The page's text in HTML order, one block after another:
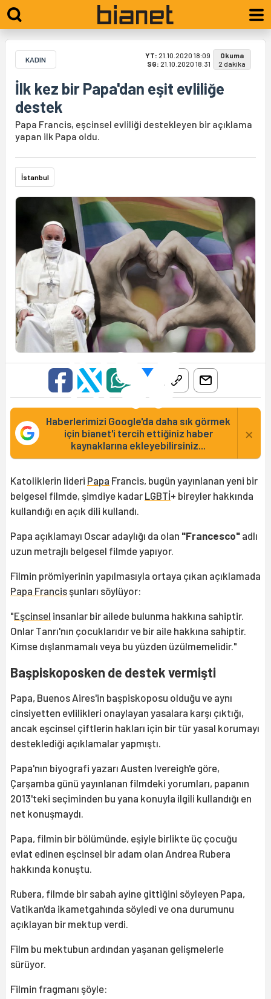
KADIN YT: 21.10.2020 18:09
SG: 21.10.2020 18:31
Okuma
2 dakika
İlk kez bir Papa'dan eşit evliliğe
destek
Papa Francis, eşcinsel evliliği destekleyen bir açıklama
yapan ilk Papa oldu.
İstanbul
Haberlerimizi Google'da daha sık görmek
için bianet'i tercih ettiğiniz haber
kaynaklarına ekleyebilirsiniz...
×
Katoliklerin lideri Papa Francis, bugün yayınlanan yeni bir
belgesel filmde, şimdiye kadar LGBTİ+ bireyler hakkında
kullandığı en açık dili kullandı.
Papa açıklamayı Oscar adaylığı da olan "Francesco" adlı
uzun metrajlı belgesel filmde yapıyor.
Filmin prömiyerinin yapılmasıyla ortaya çıkan açıklamada
Papa Francis şunları söylüyor:
"Eşcinsel insanlar bir ailede bulunma hakkına sahiptir.
Onlar Tanrı'nın çocuklarıdır ve bir aile hakkına sahiptir.
Kimse dışlanmamalı veya bu yüzden üzülmemelidir."
Başpiskoposken de destek vermişti
Papa, Buenos Aires'in başpiskoposu olduğu ve aynı
cinsiyetten evlilikleri onaylayan yasalara karşı çıktığı,
ancak eşcinsel çiftlerin hakları için bir tür yasal korumayı
desteklediği açıklamalar yapmıştı.
Papa'nın biyografi yazarı Austen Ivereigh'e göre,
Çarşamba günü yayınlanan filmdeki yorumları, papanın
2013'teki seçiminden bu yana konuyla ilgili kullandığı en
net konuşmaydı.
Papa, filmin bir bölümünde, eşiyle birlikte üç çocuğu
evlat edinen eşcinsel bir adam olan Andrea Rubera
hakkında konuştu.
Rubera, filmde bir sabah ayine gittiğini söyleyen Papa,
Vatikan'da ikametgahında söyledi ve ona durumunu
açıklayan bir mektup verdi.
Film bu mektubun ardından yaşanan gelişmelerle
sürüyor.
Filmin fragmanı şöyle: